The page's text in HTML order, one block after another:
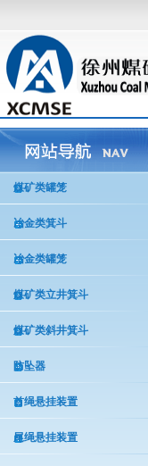
煤矿类罐笼
冶金类箕斗
冶金类罐笼
煤矿类立井箕斗
煤矿类斜井箕斗
防坠器
首绳悬挂装置
尾绳悬挂装置